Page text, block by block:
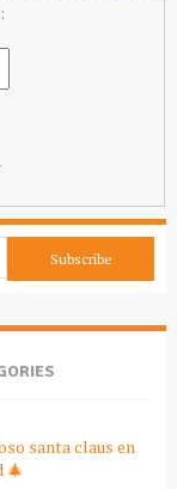
santa claus en
🎄